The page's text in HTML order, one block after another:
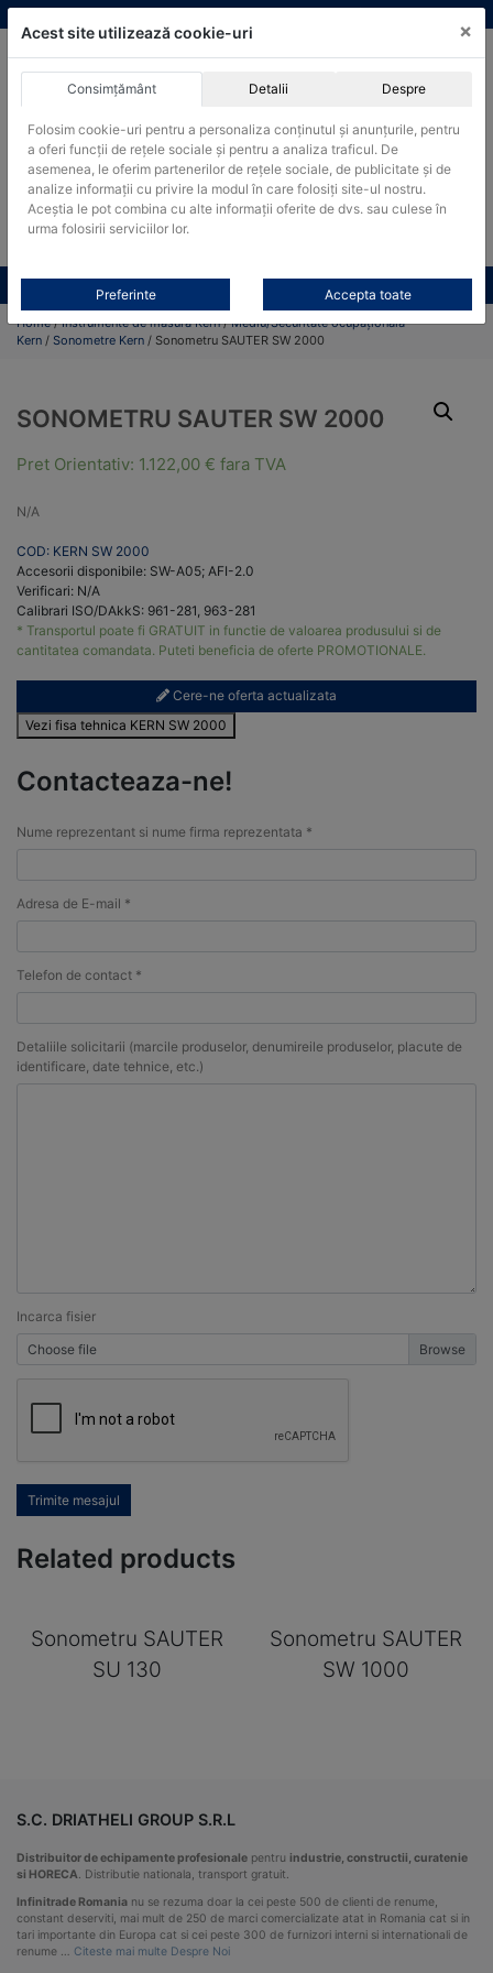
Skip
to
ACHIZITII PUBLICE
Produsele pot fi achizitionate si in sistemul SEAP / SICAP
Products
search
CAUTARE
Toate produsele
Home/Instrumente de masura Kern/Mediu/Securitate ocupațională
Kern / Sonometre Kern / Sonometru SAUTER SW 2000
SONOMETRU SAUTER SW 2000
Pret Orientativ: 1.122,00 € fara TVA
N/A
COD: KERN SW 2000
Accesorii disponibile: SW-A05; AFI-2.0
Verificari: N/A
Calibrari ISO/DAkkS: 961-281, 963-281
* Transportul poate fi GRATUIT in functie de valoarea produsului si de
cantitatea comandata. Puteti beneficia de oferte PROMOTIONALE.
Cere-ne oferta actualizata
Vezi fisa tehnica KERN SW 2000
Contacteaza-ne!
Nume reprezentant si nume firma reprezentata *
Adresa de E-mail *
Telefon de contact *
Detaliile solicitarii (marcile produselor, denumireile produselor, placute de
identificare, date tehnice, etc.)
Incarca fisier
Choose file
Trimite mesajul
Related products
Sonometru SAUTER
SU 130
Sonometru SAUTER
SW 1000
S.C. DRIATHELI GROUP S.R.L
Distribuitor de echipamente profesionale pentru industrie, constructii, curatenie
si HORECA. Distributie nationala, transport gratuit.
Infinitrade Romania nu se rezuma doar la cei peste 500 de clienti de renume,
constant deserviti, mai mult de 250 de marci comercializate atat in Romania cat si in
tari importante din Europa cat si cei peste 300 de furnizori interni si internationali de
renume … Citeste mai multe Despre Noi
Acest site utilizează cookie-uri ×
Consimțământ Detalii Despre
Folosim cookie-uri pentru a personaliza conținutul și anunțurile, pentru
a oferi funcții de rețele sociale și pentru a analiza traficul. De
asemenea, le oferim partenerilor de rețele sociale, de publicitate și de
analize informații cu privire la modul în care folosiți site-ul nostru.
Aceștia le pot combina cu alte informații oferite de dvs. sau culese în
urma folosirii serviciilor lor.
Preferinte Accepta toate